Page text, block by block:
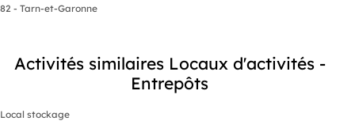
82 - Tarn-et-Garonne
Activités similaires Locaux d'activités -
Entrepôts
Local stockage